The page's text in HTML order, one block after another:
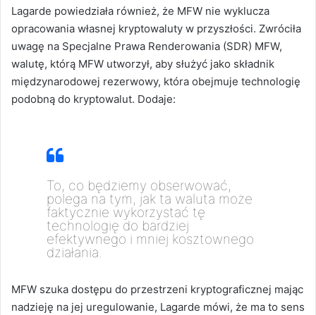
Lagarde powiedziała również, że MFW nie wyklucza
opracowania własnej kryptowaluty w przyszłości. Zwróciła
uwagę na Specjalne Prawa Renderowania (SDR) MFW,
walutę, którą MFW utworzył, aby służyć jako składnik
międzynarodowej rezerwowy, która obejmuje technologię
podobną do kryptowalut. Dodaje:
To, co będziemy obserwować,
polega na tym, jak ta waluta może
faktycznie wykorzystać tę
technologię do bardziej
efektywnego i mniej kosztownego
działania.
MFW szuka dostępu do przestrzeni kryptograficznej mając
nadzieję na jej uregulowanie, Lagarde mówi, że ma to sens